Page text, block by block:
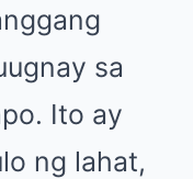
sa
Ito ay
ng lahat,